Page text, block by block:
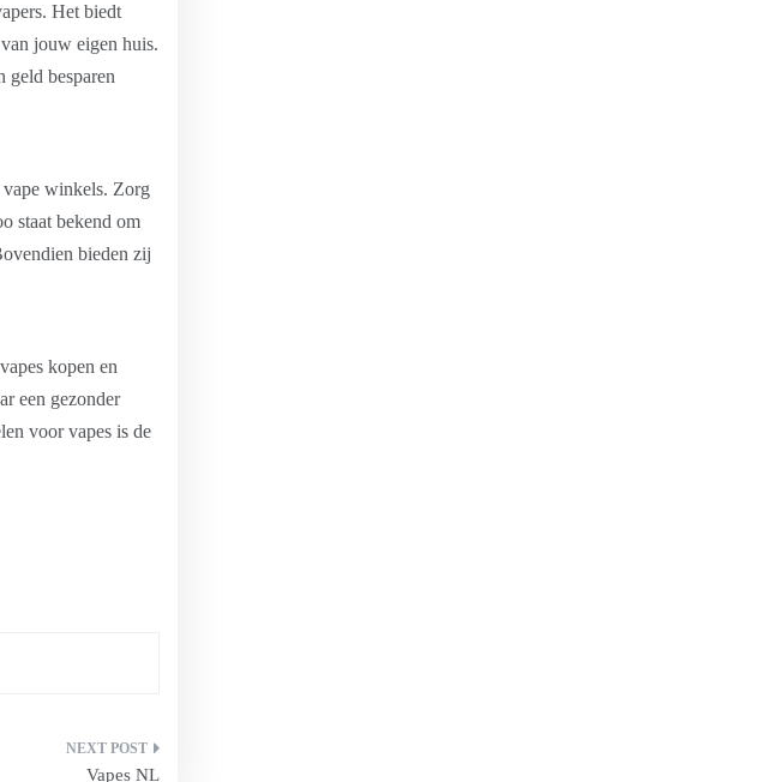
Het biedt
jouw eigen huis.
geld besparen
vape winkels. Zorg
staat bekend om
bieden zij
kopen en
een gezonder
voor vapes is de
Vapes NL